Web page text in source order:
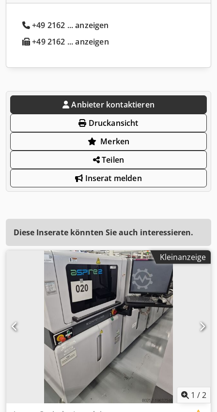
+49 2162 ... anzeigen
+49 2162 ... anzeigen
Anbieter kontaktieren
Druckansicht
Merken
Teilen
Inserat melden
Diese Inserate könnten Sie auch interessieren.
Kleinanzeige
1 /2